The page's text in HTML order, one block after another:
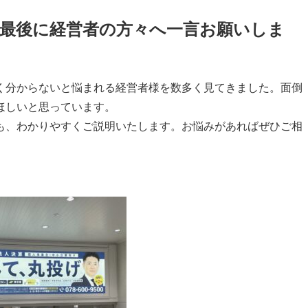
後に経営者の方々へ一言お願いしま
からないと悩まれる経営者様を数多く見てきました。面倒
いと思っています。
わかりやすくご説明いたします。お悩みがあればぜひご相